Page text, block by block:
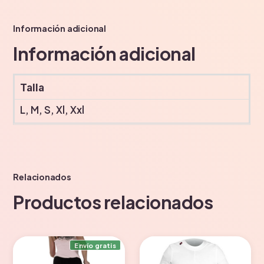
Información adicional
Información adicional
Talla
L, M, S, Xl, Xxl
Relacionados
Productos relacionados
Envío gratis